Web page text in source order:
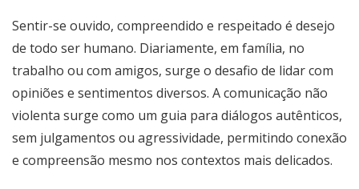
Sentir-se ouvido, compreendido e respeitado é desejo
de todo ser humano. Diariamente, em família, no
trabalho ou com amigos, surge o desafio de lidar com
opiniões e sentimentos diversos. A comunicação não
violenta surge como um guia para diálogos autênticos,
sem julgamentos ou agressividade, permitindo conexão
e compreensão mesmo nos contextos mais delicados.